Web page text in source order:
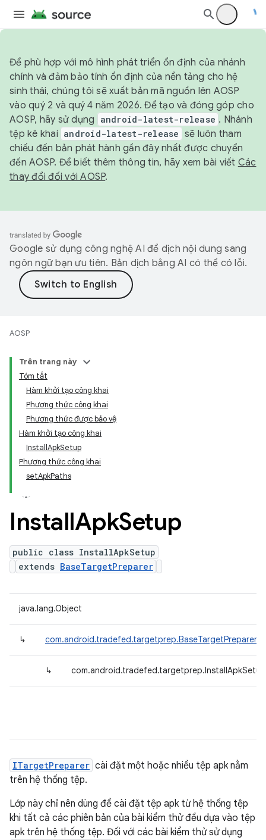
Để phù hợp với mô hình phát triển ổn định của nhánh
chính và đảm bảo tính ổn định của nền tảng cho hệ
sinh thái, chúng tôi sẽ xuất bản mã nguồn lên AOSP
vào quý 2 và quý 4 năm 2026. Để tạo và đóng góp cho
AOSP, hãy sử dụng
android-latest-release . Nhánh
tệp kê khai android-latest-release sẽ luôn tham
chiếu đến bản phát hành gần đây nhất được chuyển
đến AOSP. Để biết thêm thông tin, hãy xem bài viết Các
thay đổi đối với AOSP.
Google sử dụng công nghệ AI để dịch nội dung sang
ngôn ngữ bạn ưu tiên. Bản dịch bằng AI có thể có lỗi.
AOSP
Trên trang này
Tóm tắt
Hàm khởi tạo công khai
Phương thức công khai
Phương thức được bảo vệ
Hàm khởi tạo công khai
InstallApkSetup
Phương thức công khai
setApkPaths
InstallApkSetup
public class InstallApkSetup
extends BaseTargetPreparer
java.lang.Object
↳ com.android.tradefed.targetprep.BaseTargetPreparer
↳ com.android.tradefed.targetprep.InstallApkSetup
ITargetPreparer cài đặt một hoặc nhiều tệp apk nằm
trên hệ thống tệp.
Lớp này chỉ nên dùng để cài đặt tệp apk từ hệ thống tệp
khi tất cả các phiên bản của bài kiểm thử đều dựa vào tệp
apk trên hệ thống tệp. Đối với các bài kiểm thử sử dụng